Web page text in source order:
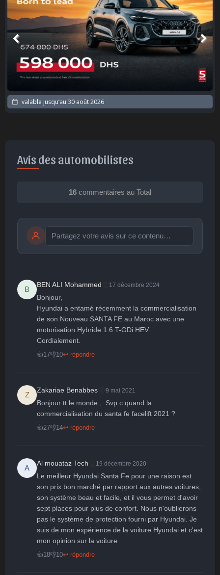
valable jusqu’au 30 août 2026
Avis des automobilistes
16 commentaires au Total
🤩
Parfait
👏
Bravo
😄
Réjoui
🙂
Content
😐
Indifférent
😮
Surpris
😞 😠 😨
publication immédiate Publier
B
BEN ALI Mohammed 17 décembre 2024
Bonjour,
Hyundai a entamé récemment la commercialisation
de son Nouveau SANTA FE au Maroc avec une
motorisation Hybride 1.6 T-GDi HEV.
Cordialement.
👍17👎10↩ répondre
Z
Zakariae Benabbes 9 mai 2021
Bonjour tt le monde ,  Svp c quand la
commercialisation du santa fe facelift 2021 ?
👍27👎14↩ répondre
A
Al mouataz Tech 19 décembre 2020
Le meilleur Hyundai Santa Fe pour une raison est
son prix bon marché par rapport aux autres voitures,
son système beau et facile, et il vous permet d'avoir
sept places pour plus de confort. Nous n'oublierons
pas le système de protection fourni par Hyundai. Je
suis de mon expérience de la voiture Hyundai et c'est
mon opinion sur la voiture
👍18👎10↩ répondre